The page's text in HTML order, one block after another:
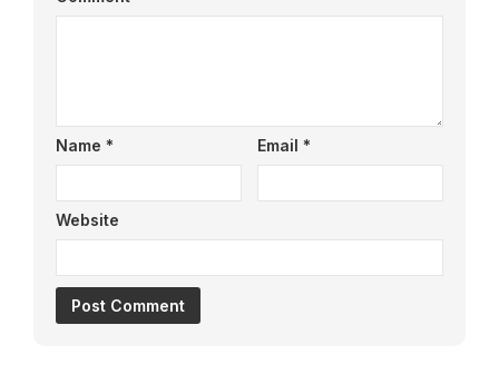
Name * Email *
Website